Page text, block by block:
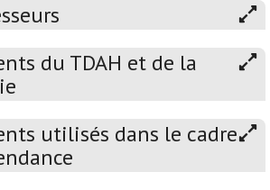
du TDAH et de la
utilisés dans le cadre